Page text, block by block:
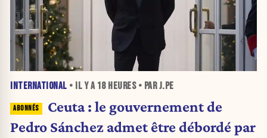
INTERNATIONAL • IL Y A 18 HEURES• PAR J.PE
Ceuta : le gouvernement de
Pedro Sánchez admet être débordé par